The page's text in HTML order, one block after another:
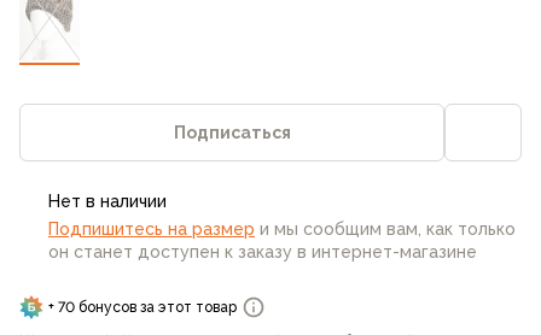
Подписаться
Нет в наличии
Подпишитесь на размер и мы сообщим вам, как только
он станет доступен к заказу в интернет-магазине
+ 70 бонусов за этот товар